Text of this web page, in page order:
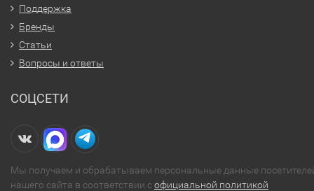
Поддержка
Бренды
Статьи
Вопросы и ответы
СОЦСЕТИ
Мы получаем и обрабатываем персональные данные
нашего сайта в соответствии софициальной политикой